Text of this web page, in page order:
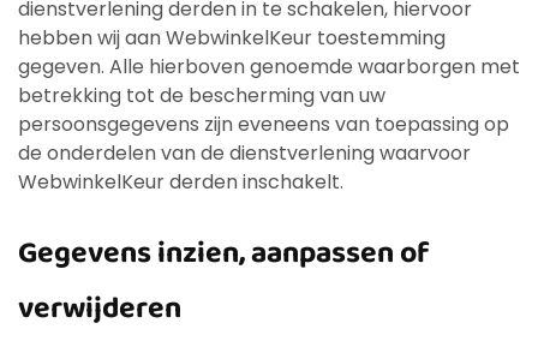
dienstverlening derden in te schakelen, hiervoor
hebben wij aan WebwinkelKeur toestemming
gegeven. Alle hierboven genoemde waarborgen met
betrekking tot de bescherming van uw
persoonsgegevens zijn eveneens van toepassing op
de onderdelen van de dienstverlening waarvoor
WebwinkelKeur derden inschakelt.
Gegevens inzien, aanpassen of
verwijderen